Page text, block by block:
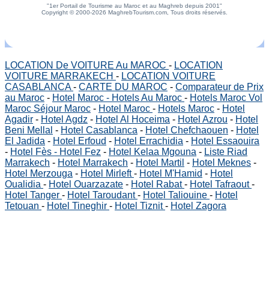
"1er Portail de Tourisme au Maroc et au Maghreb depuis 2001"
Copyright © 2000-2026 MaghrebTourism.com, Tous droits réservés.
LOCATION De VOITURE Au MAROC - LOCATION
VOITURE MARRAKECH - LOCATION VOITURE
CASABLANCA- CARTE DU MAROC - Comparateur de Prix
au Maroc - Hotel Maroc - Hotels Au Maroc - Hotels Maroc Vol
Maroc Séjour Maroc - Hotel Maroc - Hotels Maroc - Hotel
Agadir - Hotel Agdz - Hotel Al Hoceima - Hotel Azrou - Hotel
Beni Mellal - Hotel Casablanca - Hotel Chefchaouen - Hotel
El Jadida - Hotel Erfoud - Hotel Errachidia - Hotel Essaouira
- Hotel Fès - Hotel Fez - Hotel Kelaa Mgouna - Liste Riad
Marrakech - Hotel Marrakech - Hotel Martil - Hotel Meknes -
Hotel Merzouga - Hotel Mirleft- Hotel M'Hamid - Hotel
Oualidia - Hotel Ouarzazate - Hotel Rabat- Hotel Tafraout-
Hotel Tanger - Hotel Taroudant- Hotel Taliouine - Hotel
Tetouan - Hotel Tineghir - Hotel Tiznit- Hotel Zagora